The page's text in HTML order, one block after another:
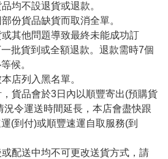
不設退貨或退款。
貨品缺貨而取消全單。
他問題導致最終未能成功訂
批貨到或全額退款。退款需時7個
候。
列入黑名單。
品會於3日內以順豐寄出(預購貨
況令運送時間延長，本店會盡快跟
(到付)或順豐速運自取服務(到
送中均不可更改送貨方式，請